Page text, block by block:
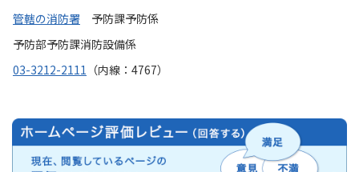
管轄の消防署 予防課予防係
予防部予防課消防設備係
03-3212-2111 （内線：4767）